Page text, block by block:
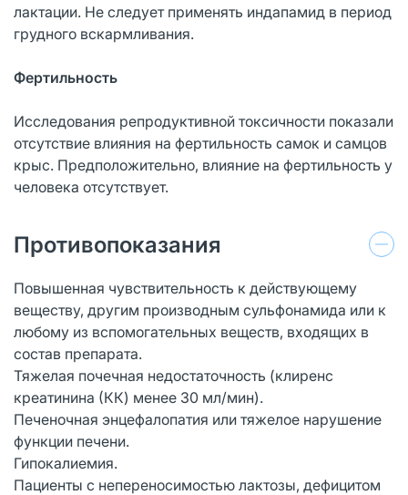
лактации. Не следует применять индапамид в период
грудного вскармливания.
Фертильность
Исследования репродуктивной токсичности показали
отсутствие влияния на фертильность самок и самцов
крыс. Предположительно, влияние на фертильность у
человека отсутствует.
Противопоказания
Повышенная чувствительность к действующему
веществу, другим производным сульфонамида или к
любому из вспомогательных веществ, входящих в
состав препарата.
Тяжелая почечная недостаточность (клиренс
креатинина (КК) менее 30 мл/мин).
Печеночная энцефалопатия или тяжелое нарушение
функции печени.
Гипокалиемия.
Пациенты с непереносимостью лактозы, дефицитом